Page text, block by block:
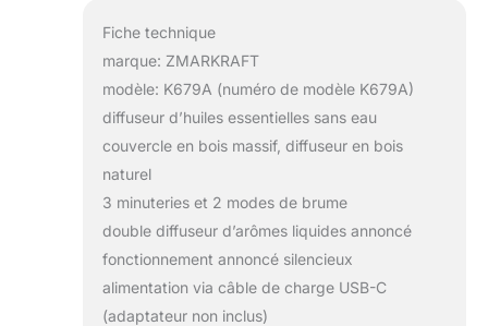
Fiche technique
marque: ZMARKRAFT
modèle: K679A (numéro de modèle K679A)
diffuseur d’huiles essentielles sans eau
couvercle en bois massif, diffuseur en bois
naturel
3 minuteries et 2 modes de brume
double diffuseur d’arômes liquides annoncé
fonctionnement annoncé silencieux
alimentation via câble de charge USB-C
(adaptateur non inclus)